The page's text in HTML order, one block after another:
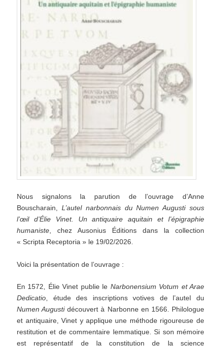
Nous signalons la parution de l’ouvrage d’Anne
Bouscharain, L’autel narbonnais du Numen Augusti sous
l’œil d’Élie Vinet. Un antiquaire aquitain et l’épigraphie
humaniste , chez Ausonius Éditions dans la collection
« Scripta Receptoria » le 19/02/2026.
Voici la présentation de l’ouvrage :
En 1572, Élie Vinet publie le Narbonensium Votum et Arae
Dedicatio, étude des inscriptions votives de l’autel du
Numen Augustidécouvert à Narbonne en 1566. Philologue
et antiquaire, Vinet y applique une méthode rigoureuse de
restitution et de commentaire lemmatique. Si son mémoire
est représentatif de la constitution de la science